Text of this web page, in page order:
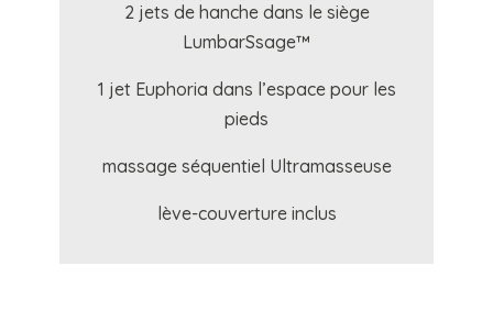
2 jets de hanche dans le siège
LumbarSsage™
1 jet Euphoria dans l’espace pour les
pieds
massage séquentiel Ultramasseuse
lève-couverture inclus